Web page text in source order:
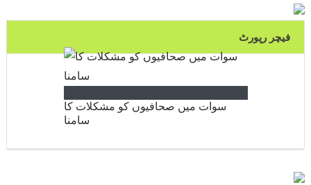
سوات میں انسداد پولیو مہم جاری۔ مہم کیلئے
سیکورٹی کے سخت انتظامات
فیچر رپورٹ
سوات میں صحافیوں کو مشکلات کا
سامنا